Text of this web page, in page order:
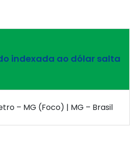
indexada ao dólar salta
– MG (Foco) | MG – Brasil